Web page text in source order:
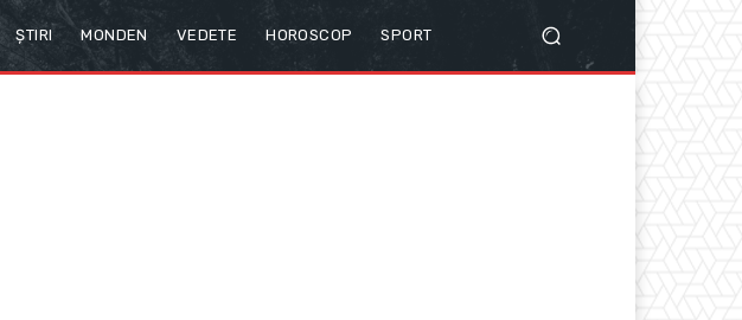
ȘTIRI MONDEN VEDETE HOROSCOP SPORT